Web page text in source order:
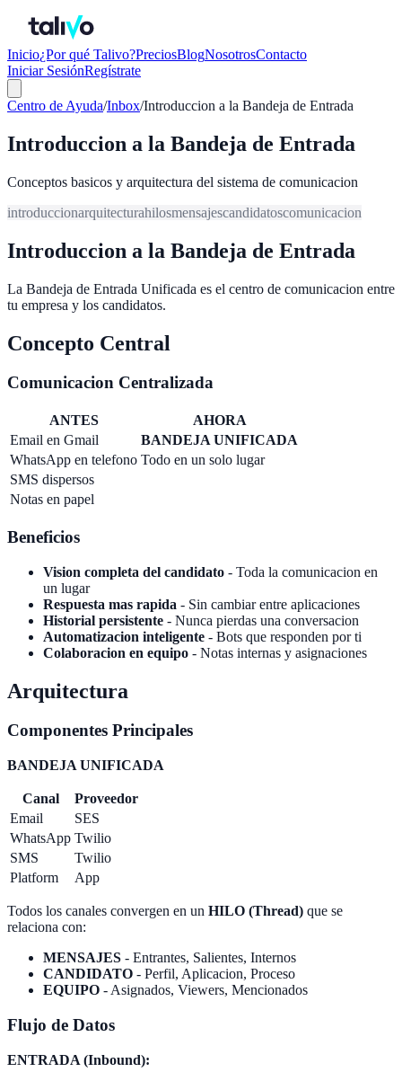
Inicio¿Por qué Talivo?PreciosBlogNosotrosContacto
Iniciar SesiónRegístrate
Centro de Ayuda/Inbox/Introduccion a la Bandeja de Entrada
Introduccion a la Bandeja de Entrada
Conceptos basicos y arquitectura del sistema de comunicacion
introduccionarquitecturahilosmensajescandidatoscomunicacion
Introduccion a la Bandeja de Entrada
La Bandeja de Entrada Unificada es el centro de comunicacion entre
tu empresa y los candidatos.
Concepto Central
Comunicacion Centralizada
ANTES
AHORA
Email en Gmail
BANDEJA UNIFICADA
WhatsApp en telefono Todo en un solo lugar
SMS dispersos
Notas en papel
Beneficios
Vision completa del candidato - Toda la comunicacion en
un lugar
Respuesta mas rapida - Sin cambiar entre aplicaciones
Historial persistente - Nunca pierdas una conversacion
Automatizacion inteligente - Bots que responden por ti
Colaboracion en equipo - Notas internas y asignaciones
Arquitectura
Componentes Principales
BANDEJA UNIFICADA
Canal
Proveedor
Email
SES
WhatsApp Twilio
SMS
Twilio
Platform
App
Todos los canales convergen en un HILO (Thread) que se
relaciona con:
MENSAJES - Entrantes, Salientes, Internos
CANDIDATO - Perfil, Aplicacion, Proceso
EQUIPO - Asignados, Viewers, Mencionados
Flujo de Datos
ENTRADA (Inbound):